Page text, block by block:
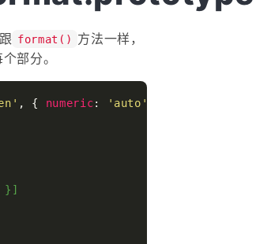
format()
方法一样，
部分。
, { numeric: 'auto'
}]